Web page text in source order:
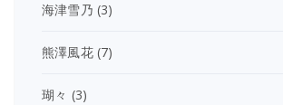
海津雪乃 (3)
熊澤風花(7)
瑚々 (3)